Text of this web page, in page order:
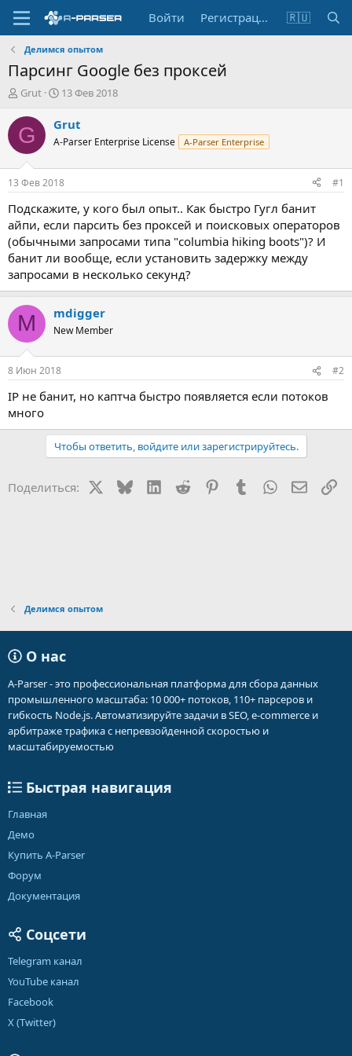
Войти Регистрация 🇷🇺
Делимся опытом
Парсинг Google без проксей
А
т
о
т
е
м
ы
Grut
Д
т
н
ч
а
л
13 Фев 2018
G Grut
A-Parser Enterprise License A-Parser Enterprise
13 Фев 2018 #1
Подскажите, у кого был опыт.. Как быстро Гугл банит
айпи, если парсить без проксей и поисковых операторов
(обычными запросами типа "columbia hiking boots")? И
банит ли вообще, если установить задержку между
запросами в несколько секунд?
M mdigger
New Member
8 Июн 2018 #2
IP не банит, но каптча быстро появляется если потоков
много
Чтобы ответить, войдите или зарегистрируйтесь.
Поделиться: BlueskyLinkedIn
Reddit PinterestTumblr WhatsApp
Делимся опытом
О нас
A-Parser - это профессиональная платформа для сбора данных
промышленного масштаба: 10 000+ потоков, 110+ парсеров и
гибкость Node.js. Автоматизируйте задачи в SEO, e-commerce и
арбитраже трафика с непревзойденной скоростью и
масштабируемостью
Быстрая навигация
Главная
Демо
Купить A-Parser
Форум
Документация
Соцсети
Telegram канал
YouTube канал
Facebook
X (Twitter)